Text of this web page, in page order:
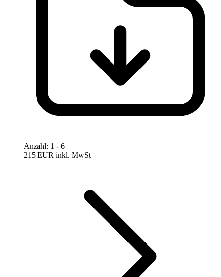
Anzahl: 1 - 6
215 EUR inkl. MwSt